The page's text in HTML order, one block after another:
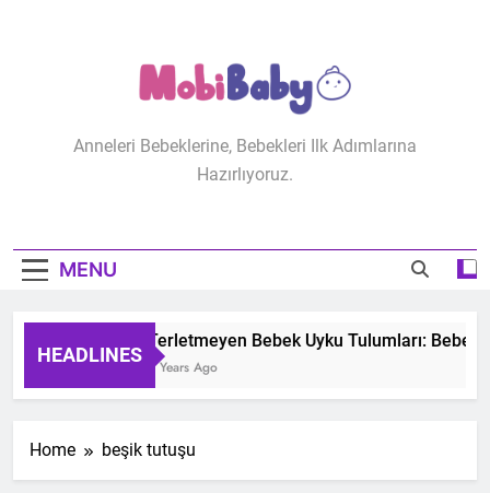
MobiBaby
Anneleri Bebeklerine, Bebekleri Ilk Adımlarına
Hazırlıyoruz.
MENU
HEADLINES
Terletmeyen Bebek Uyku Tulumları:
2 Years Ago
Home beşik tutuşu